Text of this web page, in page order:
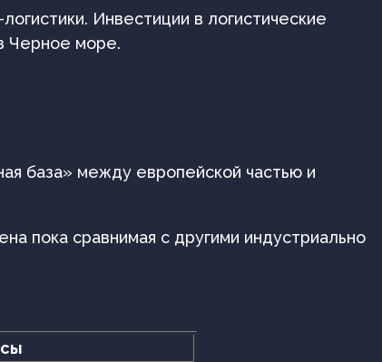
Инвестиции в логистические
Черное море.
база» между европейской частью и
пока сравнимая с другими индустриально